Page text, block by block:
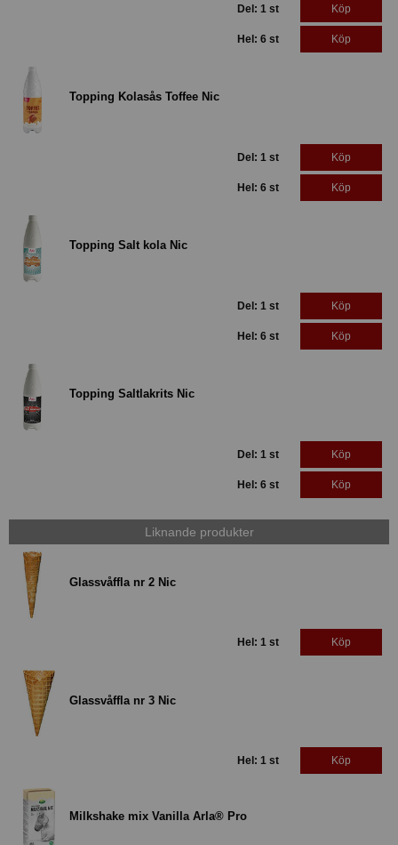
Del: 1 st Köp
Hel: 6 st Köp
Topping Kolasås Toffee Nic
Del: 1 st Köp
Hel: 6 st Köp
Topping Salt kola Nic
Del: 1 st Köp
Hel: 6 st Köp
Topping Saltlakrits Nic
Del: 1 st Köp
Hel: 6 st Köp
Liknande produkter
Glassvåffla nr 2 Nic
Hel: 1 st Köp
Glassvåffla nr 3 Nic
Hel: 1 st Köp
Milkshake mix Vanilla Arla® Pro